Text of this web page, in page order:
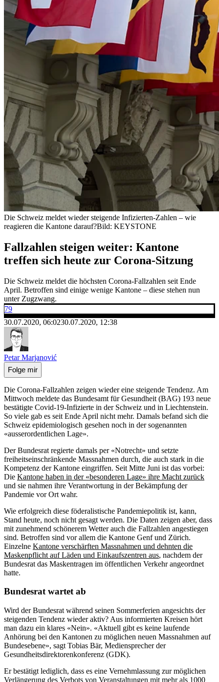
Die Schweiz meldet wieder steigende Infizierten-Zahlen – wie
reagieren die Kantone darauf?Bild: KEYSTONE
Fallzahlen steigen weiter: Kantone
treffen sich heute zur Corona-Sitzung
Die Schweiz meldet die höchsten Corona-Fallzahlen seit Ende
April. Betroffen sind einige wenige Kantone – diese stehen nun
unter Zugzwang.
79
30.07.2020, 06:0230.07.2020, 12:38
Petar Marjanović
Folge mir
Die Corona-Fallzahlen zeigen wieder eine steigende Tendenz. Am
Mittwoch meldete das Bundesamt für Gesundheit (BAG) 193 neue
bestätigte Covid-19-Infizierte in der Schweiz und in Liechtenstein.
So viele gab es seit Ende April nicht mehr. Damals befand sich die
Schweiz epidemiologisch gesehen noch in der sogenannten
«ausserordentlichen Lage».
Der Bundesrat regierte damals per «Notrecht» und setzte
freiheitseinschränkende Massnahmen durch, die auch stark in die
Kompetenz der Kantone eingriffen. Seit Mitte Juni ist das vorbei:
Die Kantone haben in der «besonderen Lage» ihre Macht zurück
und sie nahmen ihre Verantwortung in der Bekämpfung der
Pandemie vor Ort wahr.
Wie erfolgreich diese föderalistische Pandemiepolitik ist, kann,
Stand heute, noch nicht gesagt werden. Die Daten zeigen aber, dass
mit zunehmend schönerem Wetter auch die Fallzahlen angestiegen
sind. Betroffen sind vor allem die Kantone Genf und Zürich.
Einzelne Kantone verschärften Massnahmen und dehnten die
Maskenpflicht auf Läden und Einkaufszentren aus, nachdem der
Bundesrat das Maskentragen im öffentlichen Verkehr angeordnet
hatte.
Bundesrat wartet ab
Wird der Bundesrat während seinen Sommerferien angesichts der
steigenden Tendenz wieder aktiv? Aus informierten Kreisen hört
man dazu ein klares «Nein». «Aktuell gibt es keine laufende
Anhörung bei den Kantonen zu möglichen neuen Massnahmen auf
Bundesebene», sagt Tobias Bär, Mediensprecher der
Gesundheitsdirektorenkonferenz (GDK).
Er bestätigt lediglich, dass es eine Vernehmlassung zur möglichen
Verlängerung des Verbots von Veranstaltungen mit mehr als 1000